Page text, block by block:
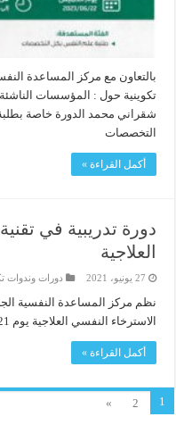
بالتعاون مع مركز المساعدة
تكوينية حول : المؤسسات
شقراني محمد الدورة خاصة
التخصصات
أكمل القراءة »
دورة تدريبية في
العلاجية
27 يونيو، 2021 دورات وندوات
نظم مركز المساعدة النفسية
الاسترخاء النفسي العلاجية يوم 27/06/2021 بمقر المركز.
أكمل القراءة »
1
2
»